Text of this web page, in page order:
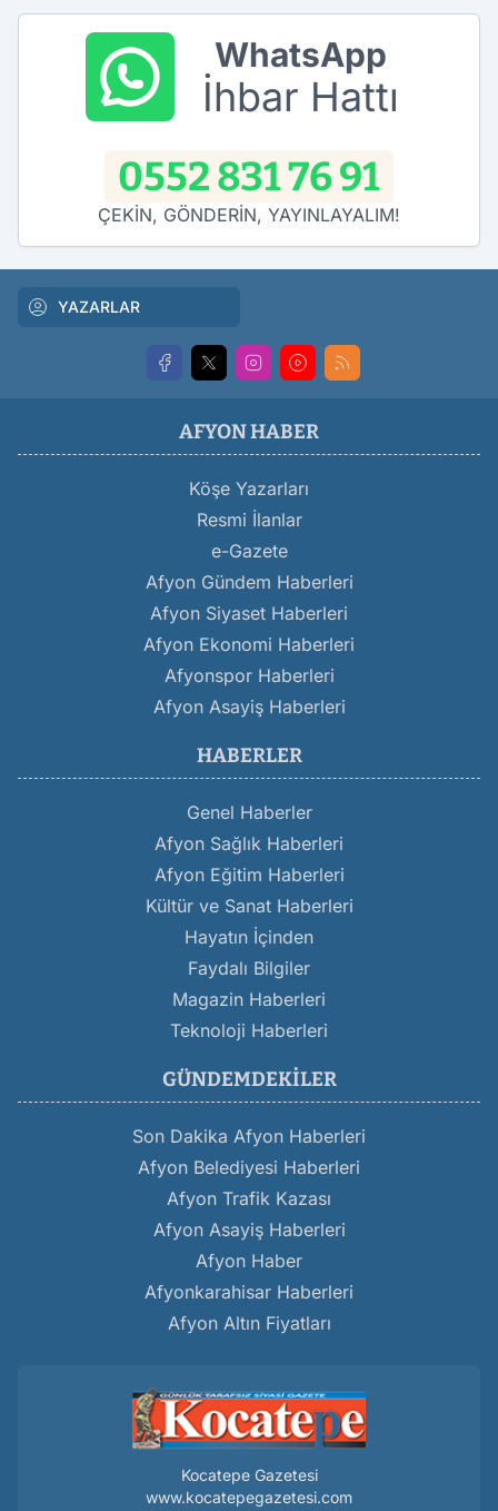
WhatsApp
İhbar Hattı
0552 831 76 91
ÇEKİN, GÖNDERİN, YAYINLAYALIM!
YAZARLAR
AFYON HABER
Köşe Yazarları
Resmi İlanlar
e-Gazete
Afyon Gündem Haberleri
Afyon Siyaset Haberleri
Afyon Ekonomi Haberleri
Afyonspor Haberleri
Afyon Asayiş Haberleri
HABERLER
Genel Haberler
Afyon Sağlık Haberleri
Afyon Eğitim Haberleri
Kültür ve Sanat Haberleri
Hayatın İçinden
Faydalı Bilgiler
Magazin Haberleri
Teknoloji Haberleri
GÜNDEMDEKILER
Son Dakika Afyon Haberleri
Afyon Belediyesi Haberleri
Afyon Trafik Kazası
Afyon Asayiş Haberleri
Afyon Haber
Afyonkarahisar Haberleri
Afyon Altın Fiyatları
Kocatepe Gazetesi
www.kocatepegazetesi.com